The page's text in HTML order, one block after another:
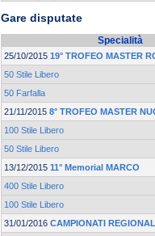
Gare disputate
Specialità
25/10/2015 19° TROFEO MASTER
50 Stile Libero
50 Farfalla
21/11/2015 8° TROFEO MASTER
100 Stile Libero
50 Stile Libero
13/12/2015 11° Memorial MARCO
400 Stile Libero
100 Stile Libero
31/01/2016 CAMPIONATI